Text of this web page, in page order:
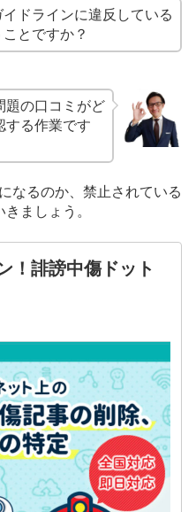
ドラインに違反している
とですか？
題の口コミがど
する作業です
なるのか、禁止されている
ましょう。
！誹謗中傷ドット